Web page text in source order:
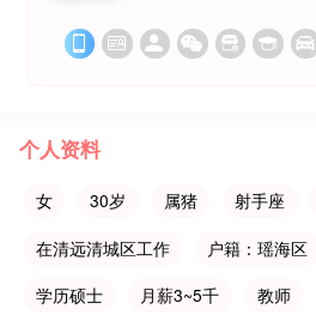
     
个人资料
女 30岁 属猪 射手座
在清远清城区工作
户籍：瑶海区
学历硕士
月薪3~5千 教师